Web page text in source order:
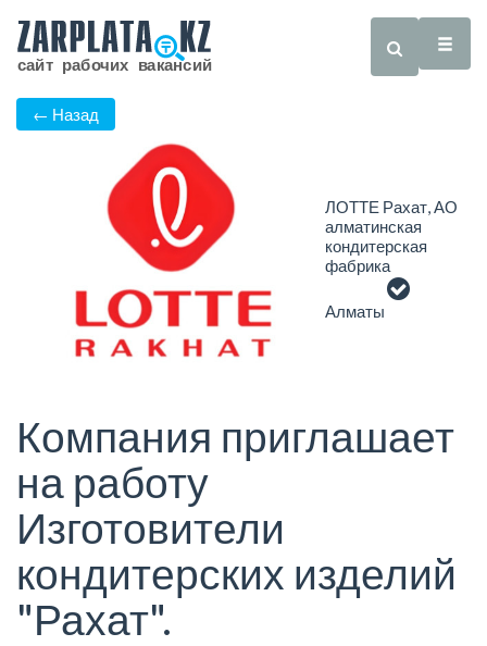
← Назад
ЛОТТЕ Рахат, АО
алматинская
кондитерская
фабрика
Алматы
Компания приглашает
на работу
Изготовители
кондитерских изделий
"Рахат".